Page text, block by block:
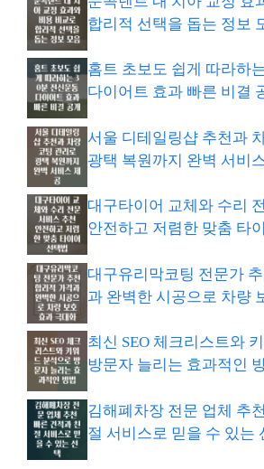
합리적 선택을 돕는 정보
홈트 초보도 쉽게 따라하
다이어트 효과 빠른 비결
서울 디테일링샵 추천과
광택 복원까지 완벽 서비
대구타이어 교체와 수리
안전하고 저렴한 맞춤 타
대구유리막코팅 전문가
과 완벽한 시공으로 차량
최신 SEO 체크리스트와
방문자 늘리는 효과적인
김해폐차장 전문 업체 추
절 서비스로 믿을 수 있는